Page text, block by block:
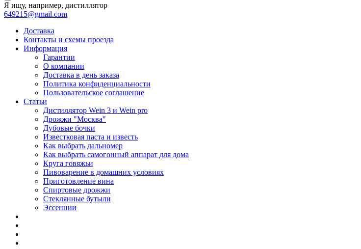
Я ищу, например, дистиллятор
649215@gmail.com
Доставка
Контакты и схемы проезда
Информация
Гарантии
О компании
Доставка в день заказа
Политика конфиденциальности
Пользовательское соглашение
Статьи
Дистиллятор Wein 3 и Wein pro
Дрожжи "Москва"
Дубовые бочки
Известковая паста и известь
Как выбрать дальномер
Как выбрать самогонный аппарат для дома
Круга говяжьи
Пивоварение в домашних условиях
Приготовление вина
Спиртовые дрожжи
Стеклянные бутыли
Эссенции